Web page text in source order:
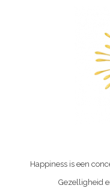
Happiness is een
Gezelligheid